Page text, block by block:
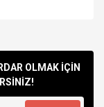
OLMAK İÇİN